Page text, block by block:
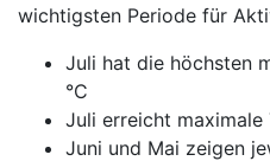
wichtigsten Periode für
Juli hat die höchsten
°C
Juli erreicht maximale
Juni und Mai zeigen